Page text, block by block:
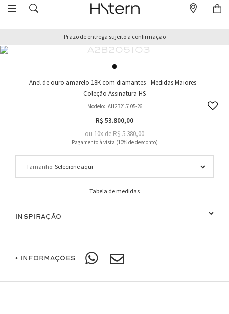
Prazo de entrega sujeito a confirmação
Anel de ouro amarelo 18K com diamantes - Medidas Maiores -
Coleção Assinatura HS
Modelo: AH2B215105-26
R$ 53.800,00
ou 10x de R$ 5.380,00
Tamanho
Tabela de medidas
INSPIRAÇÃO
+ INFORMAÇÕES